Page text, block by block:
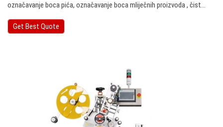
označavanje boca pića, označavanje boca mliječnih proizvoda , čist…
Get Best Quote